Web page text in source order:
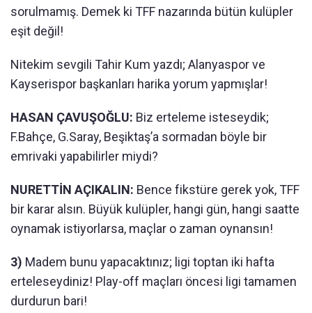
sorulmamış. Demek ki TFF nazarında bütün kulüpler
eşit değil!
Nitekim sevgili Tahir Kum yazdı; Alanyaspor ve
Kayserispor başkanları harika yorum yapmışlar!
HASAN ÇAVUŞOĞLU: Biz erteleme isteseydik;
F.Bahçe, G.Saray, Beşiktaş’a sormadan böyle bir
emrivaki yapabilirler miydi?
NURETTİN AÇIKALIN: Bence fikstüre gerek yok, TFF
bir karar alsın. Büyük kulüpler, hangi gün, hangi saatte
oynamak istiyorlarsa, maçlar o zaman oynansın!
3) Madem bunu yapacaktınız; ligi toptan iki hafta
erteleseydiniz! Play-off maçları öncesi ligi tamamen
durdurun bari!